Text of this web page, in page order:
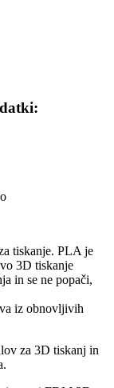
tiskanje. PLA je
3D tiskanje
in se ne popači,
iz obnovljivih
za 3D tiskanj in